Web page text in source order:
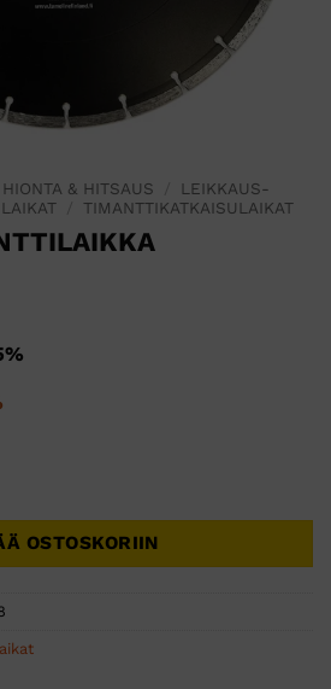
& HITSAUS
LEIKKAUS-
LAIKAT TIMANTTIKATKAISULAIKAT
OSTOSKORIIN